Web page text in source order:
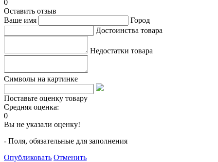
0
Оставить отзыв
Ваше имя
Город
Достоинства товара
Недостатки товара
Символы на картинке
Поставьте оценку товару
Средняя оценка:
0
Вы не указали оценку!
- Поля, обязательные для заполнения
Опубликовать Отменить